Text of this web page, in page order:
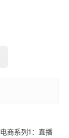
商系列1：直播